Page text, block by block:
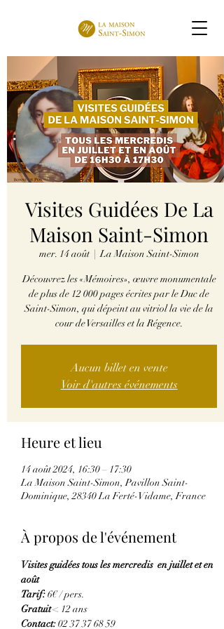
Visites Guidées De La
Maison Saint-Simon
mer. 14 août
  |
La Maison Saint-Simon
Découvrez les «Mémoires», œuvre monumentale
de plus de 12 000 pages écrites par le Duc de
Saint-Simon, qui dépeint au vitriol la vie de la
cour de Versailles et la Régence.
Aucun billet en vente
Voir d'autres événements
Heure et lieu
14 août 2024, 16:30 – 17:30
La Maison Saint-Simon, Pavillon Saint-
Dominique, 28340 La Ferté-Vidame, France
À propos de l'événement
Visites guidées tous les mercredis  en juillet et en
août
Tarif: 6€ / pers.
Gratuit < 12 ans
Contact: 02 37 37 68 59